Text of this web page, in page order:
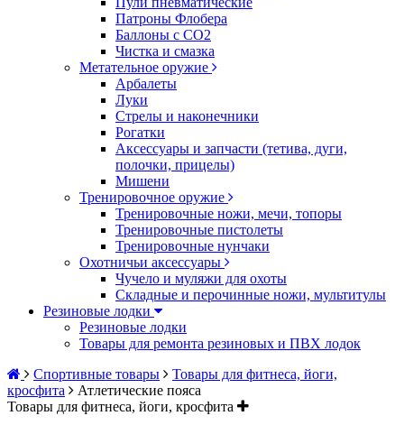
Патроны Флобера
Баллоны с CO2
Чистка и смазка
Метательное оружие
Арбалеты
Луки
Стрелы и наконечники
Рогатки
Аксессуары и запчасти (тетива, дуги,
полочки, прицелы)
Мишени
Тренировочное оружие
Тренировочные ножи, мечи, топоры
Тренировочные пистолеты
Тренировочные нунчаки
Охотничьи аксессуары
Чучело и муляжи для охоты
Складные и перочинные ножи, мультитулы
Резиновые лодки
Резиновые лодки
Товары для ремонта резиновых и ПВХ лодок
Спортивные товары
Товары для фитнеса, йоги,
кросфита
Атлетические пояса
Товары для фитнеса, йоги, кросфита